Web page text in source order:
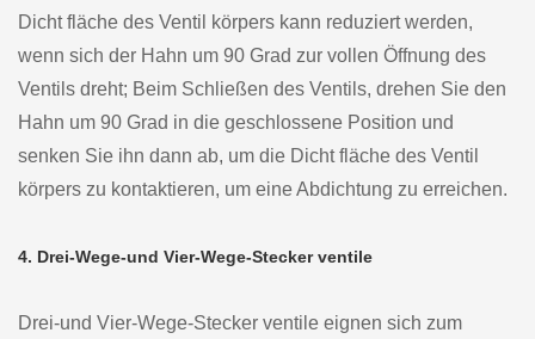
Dicht fläche des Ventil körpers kann reduziert werden,
wenn sich der Hahn um 90 Grad zur vollen Öffnung des
Ventils dreht; Beim Schließen des Ventils, drehen Sie den
Hahn um 90 Grad in die geschlossene Position und
senken Sie ihn dann ab, um die Dicht fläche des Ventil
körpers zu kontaktieren, um eine Abdichtung zu erreichen.
4. Drei-Wege-und Vier-Wege-Stecker ventile
Drei-und Vier-Wege-Stecker ventile eignen sich zum